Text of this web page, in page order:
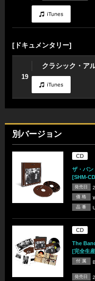
[ドキュメンタリー]
19
クラシック・ア
別バージョン
CD
ザ・バン
[SHM-
発売日
価 格
品 番
CD
The
[完全生
付 属
発売日